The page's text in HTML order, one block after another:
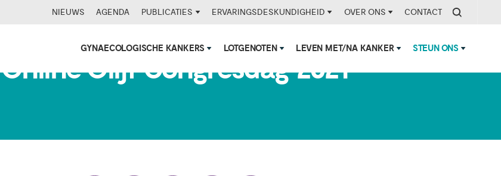
NIEUWS AGENDA PUBLICATIES ERVARINGSDESKUNDIGHEID OVER ONS CONTACT
GYNAECOLOGISCHE KANKERS LOTGENOTEN LEVEN MET/NA KANKER STEUN ONS
Online Olijf Congresdag 2021